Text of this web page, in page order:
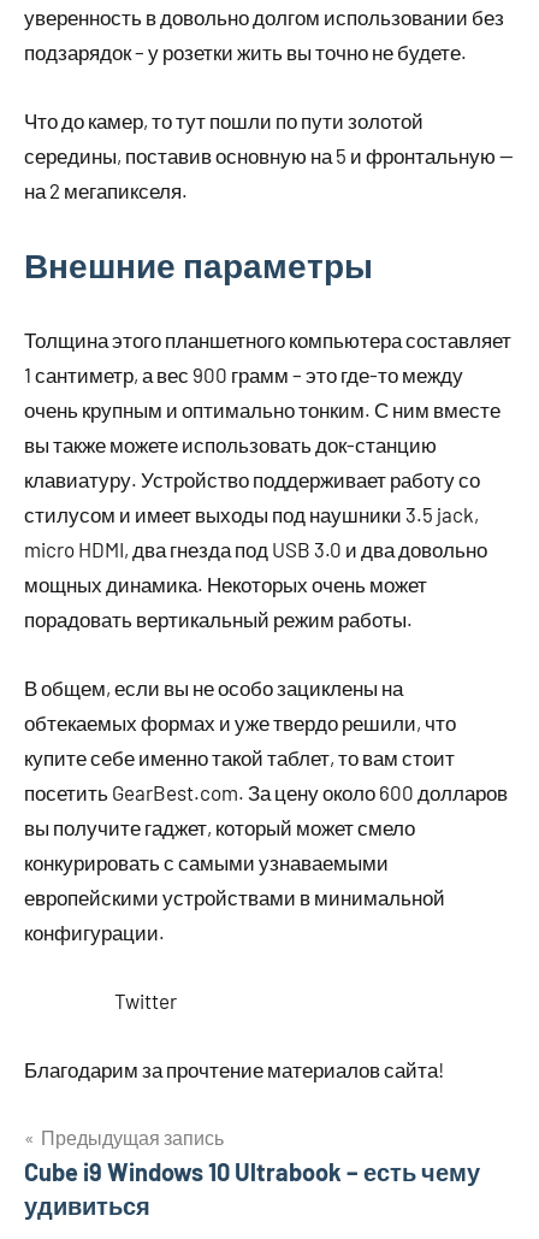
уверенность в довольно долгом использовании без
подзарядок – у розетки жить вы точно не будете.
Что до камер, то тут пошли по пути золотой
середины, поставив основную на 5 и фронтальную —
на 2 мегапикселя.
Внешние параметры
Толщина этого планшетного компьютера составляет
1 сантиметр, а вес 900 грамм – это где-то между
очень крупным и оптимально тонким. С ним вместе
вы также можете использовать док-станцию
клавиатуру. Устройство поддерживает работу со
стилусом и имеет выходы под наушники 3.5 jack,
micro HDMI, два гнезда под USB 3.0 и два довольно
мощных динамика. Некоторых очень может
порадовать вертикальный режим работы.
В общем, если вы не особо зациклены на
обтекаемых формах и уже твердо решили, что
купите себе именно такой таблет, то вам стоит
посетить GearBest.com. За цену около 600 долларов
вы получите гаджет, который может смело
конкурировать с самыми узнаваемыми
европейскими устройствами в минимальной
конфигурации.
Twitter
Благодарим за прочтение материалов сайта!
Навигация
по
Предыдущая запись
Cube i9 Windows 10 Ultrabook – есть чему
удивиться